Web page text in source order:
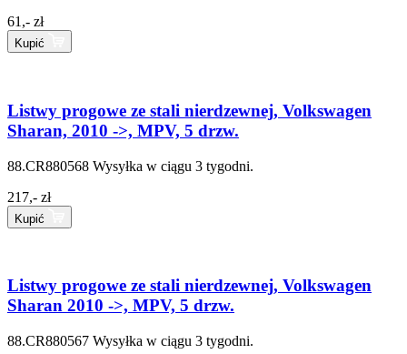
61,- zł
Kupić
Listwy progowe ze stali nierdzewnej, Volkswagen
Sharan, 2010 ->, MPV, 5 drzw.
88.CR880568 Wysyłka w ciągu 3 tygodni.
217,- zł
Kupić
Listwy progowe ze stali nierdzewnej, Volkswagen
Sharan 2010 ->, MPV, 5 drzw.
88.CR880567 Wysyłka w ciągu 3 tygodni.